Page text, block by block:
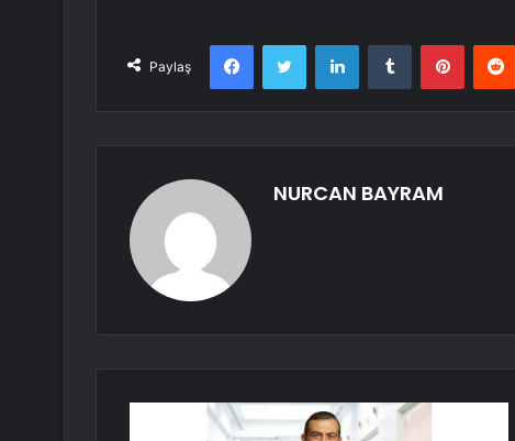
Paylaş
FacebookTwitter LinkedInTumblr
NURCAN BAYRAM